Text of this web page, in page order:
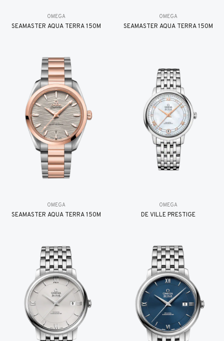
OMEGA
SEAMASTER AQUA TERRA 150M
OMEGA
SEAMASTER AQUA TERRA 150M
OMEGA
SEAMASTER AQUA TERRA 150M
OMEGA
DE VILLE PRESTIGE